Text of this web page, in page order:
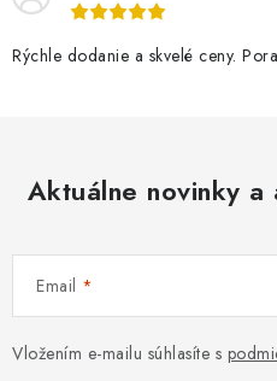
Rýchle dodanie a skvelé ceny.
Aktuálne novinky a
Email
Vložením e-mailu súhlasíte s